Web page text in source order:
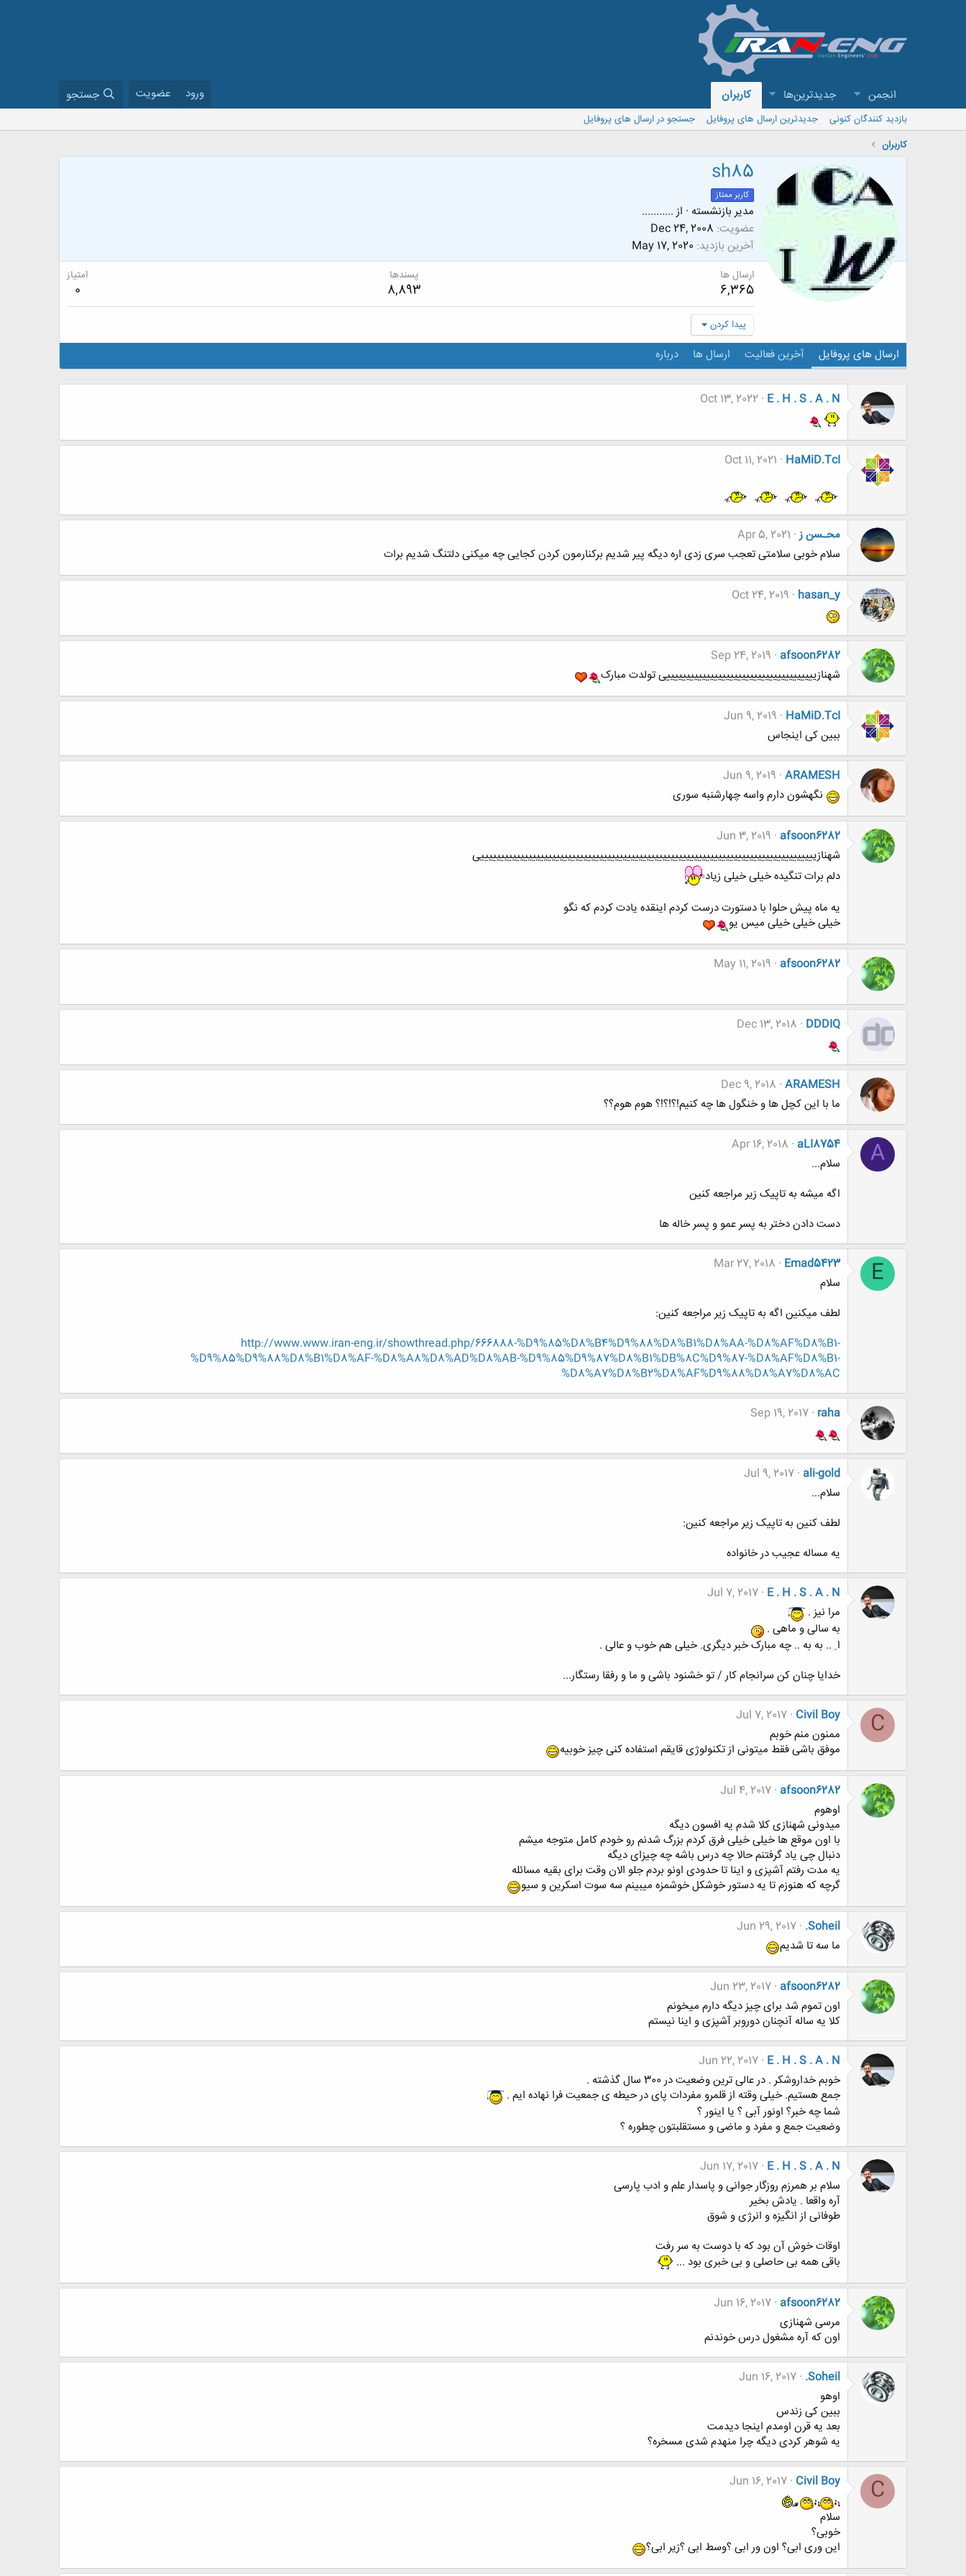
انجمن جدیدترین‌ها کاربران ورود عضویت جستجو
بازدید کنندگان کنونی جدیدترین ارسال های پروفایل
جستجو در ارسال های پروفایل
کاربران
sh85
کاربر ممتاز
مدیر بازنشسته · از ...........
عضویت Dec 24, 2008
آخرین بازدید May 17, 2020
ارسال ها
6,365
پسندها
8,893
امتیاز
0
پیدا کردن
ارسال های پروفایل آخرین فعالیت ارسال ها درباره
E . H . S . A . N
Oct 13, 2022
HaMiD.TcI
Oct 11, 2021
محـسن ز Apr 5, 2021
سلام خوبی سلامتی تعجب سری زدی اره دیگه پیر شدیم برکنارمون کردن کجایی چه میکنی دلتنگ شدیم برات
hasan_y
Oct 24, 2019
afsoon6282
Sep 24, 2019
شهنازییییییییییییییییییییییییییییییییییییییی تولدت مبارک
HaMiD.TcI
Jun 9, 2019
ببین کی اینجاس
ARAMESH
Jun 9, 2019
نگهشون دارم واسه چهارشنبه سوری
afsoon6282
Jun 3, 2019
شهنازیییییییییییییییییییییییییییییییییییییییییییییییییییییییییییییییییییییییییییییییییییییی
دلم برات تنگیده خیلی خیلی زیاد
یه ماه پیش حلوا با دستورت درست کردم اینقده یادت کردم که نگو
خیلی خیلی خیلی میس یو
afsoon6282
May 11, 2019
DDDIQ
Dec 13, 2018
ARAMESH
Dec 9, 2018
ما با این کچل ها و خنگول ها چه کنیم!؟!؟!؟ هوم هوم؟؟
A
aLI8754
Apr 16, 2018
سلام...
اگه میشه به تاپیک زیر مراجعه کنین
دست دادن دختر به پسر عمو و پسر خاله ها
E
Emad5423
Mar 27, 2018
سلام
لطف میکنین اگه به تاپیک زیر مراجعه کنین:
http://www.www.iran-eng.ir/showthread.php/666888-%D9%85%D8%B4%D9%88%D8%B1%D8%AA-%D8%AF%D8%B1-
%D9%85%D9%88%D8%B1%D8%AF-%D8%A8%D8%AD%D8%AB-%D9%85%D9%87%D8%B1%DB%8C%D9%87-%D8%AF%D8%B1-
%D8%A7%D8%B2%D8%AF%D9%88%D8%A7%D8%AC
raha
Sep 19, 2017
ali-gold
Jul 9, 2017
سلام...
لطف کنین به تاپیک زیر مراجعه کنین:
یه مساله عجیب در خانواده
E . H . S . A . N
Jul 7, 2017
مرا نیز .
به سالی و ماهی .
ا ِ .. به به .. چه مبارک خبر دیگری. خیلی هم خوب و عالی .
خدایا چنان کن سرانجام کار / تو خشنود باشی و ما و رفقا رستگار...
C
Civil Boy
Jul 7, 2017
ممنون منم خوبم
موفق باشی فقط میتونی از تکنولوژی قایقم استفاده کنی چیز خوبیه
afsoon6282
Jul 4, 2017
اوهوم
میدونی شهنازی کلا شدم یه افسون دیگه
با اون موقع ها خیلی خیلی فرق کردم بزرگ شدنم رو خودم کامل متوجه میشم
دنبال چی یاد گرفتنم حالا چه درس باشه چه چیزای دیگه
یه مدت رفتم آشپزی و اینا تا حدودی اونو بردم جلو الان وقت برای بقیه مسائله
گرچه که هنوزم تا یه دستور خوشکل خوشمزه میبینم سه سوت اسکرین و سیو
.Soheil
Jun 29, 2017
ما سه تا شدیم
afsoon6282
Jun 23, 2017
اون تموم شد برای چیز دیگه دارم میخونم
کلا یه ساله آنچنان دوروبر آشپزی و اینا نیستم
E . H . S . A . N
Jun 22, 2017
خوبم خداروشکر . در عالی ترین وضعیت در 300 سال گذشته .
جمع هستیم. خیلی وقته از قلمرو مفردات پای در حیطه ی جمعیت فرا نهاده ایم .
شما چه خبر؟ اونور آبی ؟ یا اینور ؟
وضعیت جمع و مفرد و ماضی و مستقلبتون چطوره ؟
E . H . S . A . N
Jun 17, 2017
سلام بر همرزم روزگار جوانی و پاسدار علم و ادب پارسی
آره واقعا . یادش بخیر
طوفانی از انگیزه و انرژی و شوق
اوقات خوش آن بود که با دوست به سر رفت
باقی همه بی حاصلی و بی خبری بود ...
afsoon6282
Jun 16, 2017
مرسی شهنازی
اون که آره مشغول درس خوندنم
.Soheil
Jun 16, 2017
اوهو
ببین کی زندس
بعد یه قرن اومدم اینجا دیدمت
یه شوهر کردی دیگه چرا منهدم شدی مسخره؟
C
Civil Boy
Jun 16, 2017
سلام
خوبی؟
این وری ابی؟ اون ور ابی ؟وسط ابی ؟زیر ابی؟